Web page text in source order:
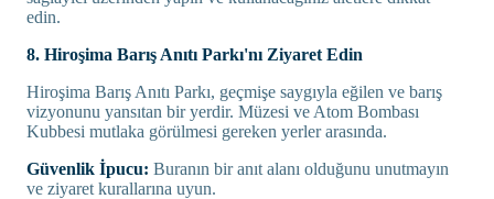
edin.
8. Hiroşima Barış Anıtı Parkı'nı Ziyaret Edin
Hiroşima Barış Anıtı Parkı, geçmişe saygıyla eğilen ve barış
vizyonunu yansıtan bir yerdir. Müzesi ve Atom Bombası
Kubbesi mutlaka görülmesi gereken yerler arasında.
Güvenlik İpucu: Buranın bir anıt alanı olduğunu unutmayın
ve ziyaret kurallarına uyun.